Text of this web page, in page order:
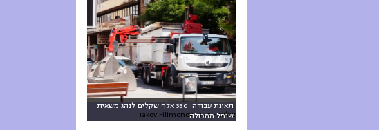
תאונת עבודה: 350 אלף שקלים לנהג משאית
שנפל ממכולה
צילום:Iakov Filimonov , 123RF